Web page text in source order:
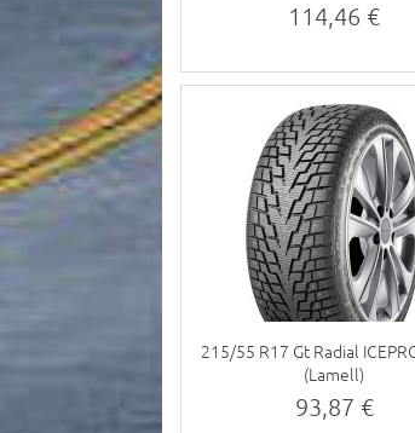
114,46 €
215/55 R17 Gt Radial
(Lamell)
93,87 €